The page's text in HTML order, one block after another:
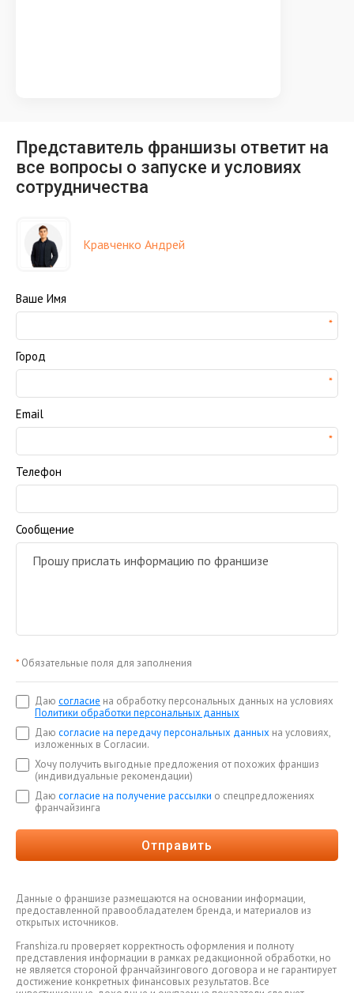
Представитель франшизы ответит на
все вопросы о запуске и условиях
сотрудничества
Кравченко Андрей
Ваше Имя
Город
Email
Телефон
Сообщение
* Обязательные поля для заполнения
Даю согласие на обработку персональных данных на условиях
Политики обработки персональных данных
Даю согласие на передачу персональных данных на условиях,
изложенных в Согласии.
Хочу получить выгодные предложения от похожих франшиз
(индивидуальные рекомендации)
Даю согласие на получение рассылки о спецпредложениях
франчайзинга
Отправить
Данные о франшизе размещаются на основании информации,
предоставленной правообладателем бренда, и материалов из
открытых источников.
Franshiza.ru проверяет корректность оформления и полноту
представления информации в рамках редакционной обработки, но
не является стороной франчайзингового договора и не гарантирует
достижение конкретных финансовых результатов. Все